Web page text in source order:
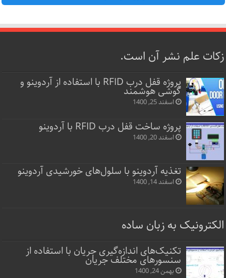
زکات علم نشر آن است.
پروژه قفل‌ درب RFID با استفاده از آردوینو و
گوشی هوشمند
اسفند 25, 1400
پروژه ساخت قفل‌ درب RFID با آردوینو
اسفند 20, 1400
تغذیه آردوینو با سلول‌های خورشیدی آردوینو
اسفند 14, 1400
الکترونیک به زبان ساده
تکنیک‌های اندازه‌گیری جریان با استفاده از
سنسورهای مختلف جریان
بهمن 24, 1400